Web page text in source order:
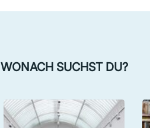
WONACH SUCHST DU?